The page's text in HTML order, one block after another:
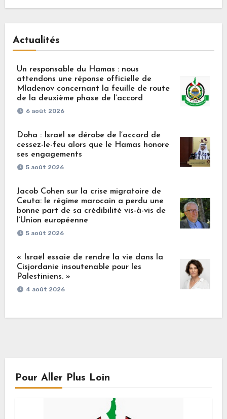
Actualités
Un responsable du Hamas : nous
attendons une réponse officielle de
Mladenov concernant la feuille de route
de la deuxième phase de l’accord
6 août 2026
Doha : Israël se dérobe de l’accord de
cessez-le-feu alors que le Hamas honore
ses engagements
5 août 2026
Jacob Cohen sur la crise migratoire de
Ceuta: le régime marocain a perdu une
bonne part de sa crédibilité vis-à-vis de
l’Union européenne
5 août 2026
« Israël essaie de rendre la vie dans la
Cisjordanie insoutenable pour les
Palestiniens. »
4 août 2026
Pour Aller Plus Loin